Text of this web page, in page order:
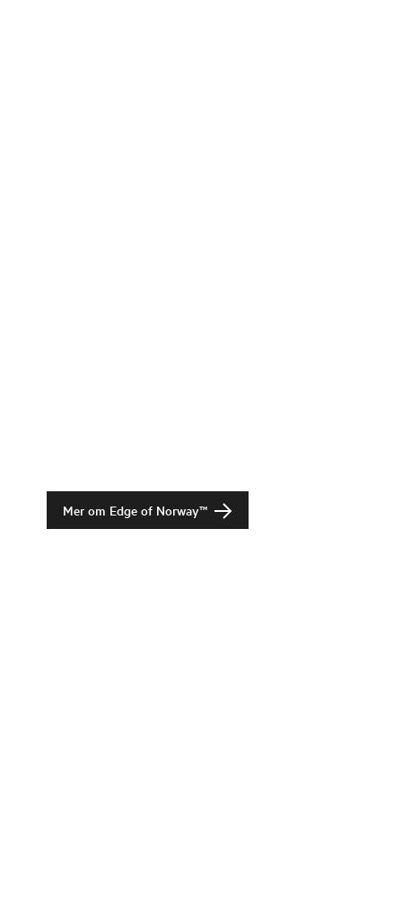
Mer om Edge of Norway™